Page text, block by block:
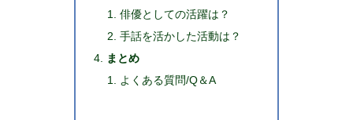
俳優としての活躍は？
手話を活かした活動は？
まとめ
よくある質問/Q＆A